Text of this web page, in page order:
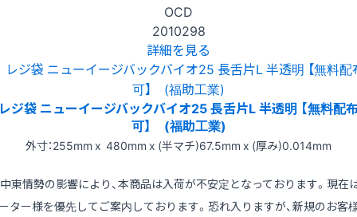
OCD
2010298
詳細を見る
ジ袋 ニューイージバックバイオ25 長舌片L 半透明 【無料配
可】 (福助工業)
外寸：255mm x 480mm x (半マチ)67.5mm x (厚み)0.014mm
東情勢の影響により、本商品は入荷が不安定となっております。現在
ター様を優先してご案内しております。恐れ入りますが、新規のお客